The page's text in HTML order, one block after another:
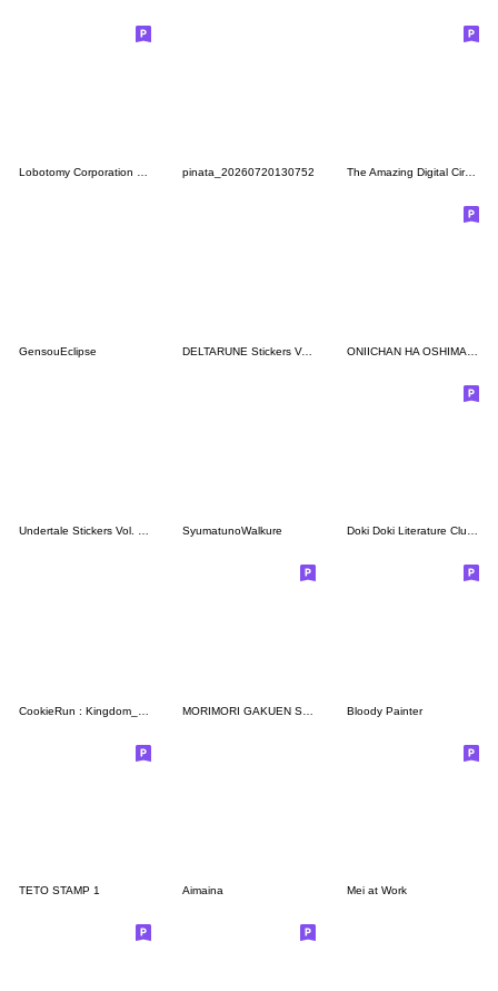
pinata_20260720130752 The Amazing Digital Circus Sticker 1
GensouEclipse DELTARUNE Stickers Vol. 1 (English)
Undertale Stickers Vol. 3 (English) SyumatunoWalkure Doki Doki Literature Club Stickers
Bloody Painter
TETO STAMP 1 Aimaina Mei at Work